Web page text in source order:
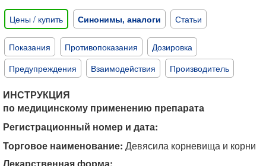
Цены / купить Синонимы, аналоги Статьи
Показания Противопоказания
Дозировка
Предупреждения
Взаимодействия Производитель
ИНСТРУКЦИЯ
по медицинскому применению препарата
Регистрационный номер и дата:
Торговое наименование: Девясила корневища и корни